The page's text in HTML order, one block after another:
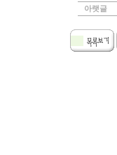
아랫글